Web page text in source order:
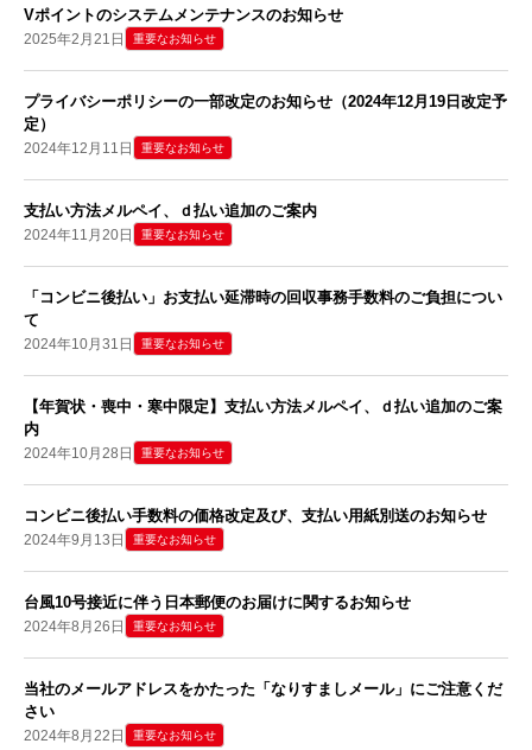
Vポイントのシステムメンテナンスのお知らせ
2025年2月21日 重要なお知らせ
プライバシーポリシーの一部改定のお知らせ（2024年12月19日改定予
定）
2024年12月11日 重要なお知らせ
支払い方法メルペイ、ｄ払い追加のご案内
2024年11月20日 重要なお知らせ
「コンビニ後払い」お支払い延滞時の回収事務手数料のご負担につい
て
2024年10月31日 重要なお知らせ
【年賀状・喪中・寒中限定】支払い方法メルペイ、ｄ払い追加のご案
内
2024年10月28日 重要なお知らせ
コンビニ後払い手数料の価格改定及び、支払い用紙別送のお知らせ
2024年9月13日 重要なお知らせ
台風10号接近に伴う日本郵便のお届けに関するお知らせ
2024年8月26日 重要なお知らせ
当社のメールアドレスをかたった「なりすましメール」にご注意くだ
さい
2024年8月22日 重要なお知らせ